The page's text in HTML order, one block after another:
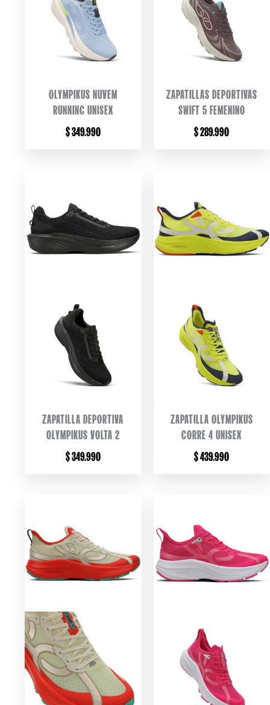
OLYMPIKUS NUVEM
RUNNING UNISEX
$349.990
ZAPATILLAS DEPORTIVAS
SWIFT 5 FEMENINO
$289.990
ZAPATILLA DEPORTIVA
OLYMPIKUS VOLTA 2
$349.990
ZAPATILLA OLYMPIKUS
CORRE 4 UNISEX
$439.990